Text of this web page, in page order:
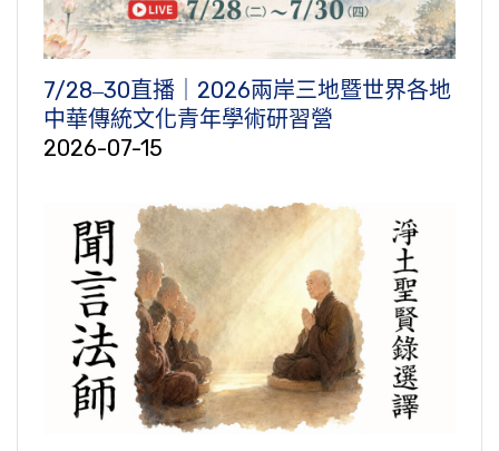
7/28‒30直播｜2026兩岸三地暨世界各地
中華傳統文化青年學術研習營
2026-07-15